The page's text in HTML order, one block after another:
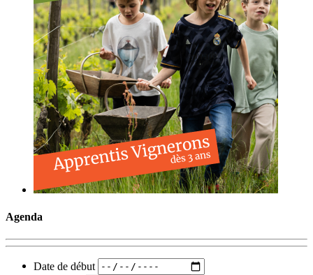
Agenda
Date de début